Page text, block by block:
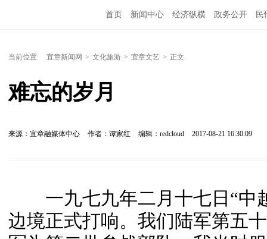
首页 新闻中心 经济纵横 政务公开 民
当前位置: 宜章新闻网 > 文化旅游 > 宜章文艺 > 正文
难忘的岁月
来源：宜章融媒体中心 作者：谭家红 编辑：redcloud 2017-08-21 16:30:09
一九七九年二月十七日“中
边境正式打响。我们陆军第五